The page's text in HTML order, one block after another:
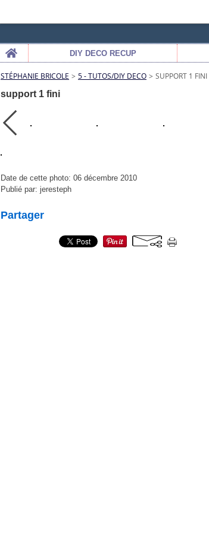
Home
DIY DECO RECUP
STÉPHANIE BRICOLE > 5 - TUTOS/DIY DECO > SUPPORT 1 FINI
support 1 fini
Date de cette photo: 06 décembre 2010
Publié par: jeresteph
Partager